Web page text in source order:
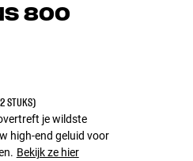
800
STUKS)
je wildste
high-end geluid voor
Bekijk ze hier